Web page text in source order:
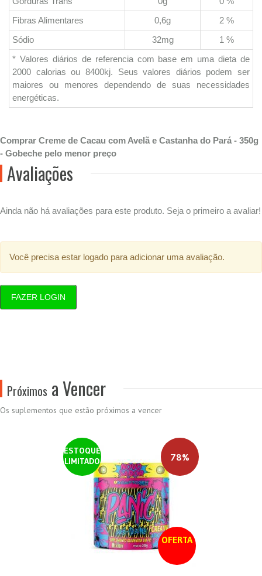
Fibras Alimentares
0,6g
2 %
Sódio
32mg
1 %
* Valores diários de referencia com base em uma dieta de
2000 calorias ou 8400kj. Seus valores diários podem ser
maiores ou menores dependendo de suas necessidades
energéticas.
Comprar Creme de Cacau com Avelã e Castanha do Pará - 350g
- Gobeche pelo menor preço
Avaliações
Ainda não há avaliações para este produto. Seja o primeiro a avaliar!
Você precisa estar logado para adicionar uma avaliação.
FAZER LOGIN
Próximos a Vencer
Os suplementos que estão próximos a vencer
ESTOQUE
LIMITADO
OFERTA
78%